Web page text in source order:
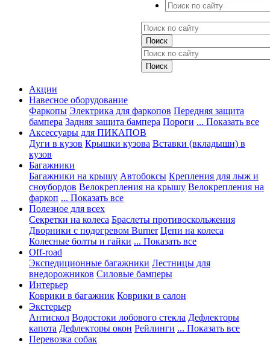
Акции
Навесное оборудование
Фаркопы Электрика для фаркопов Передняя защита
бампера Задняя защита бампера Пороги ... Показать все
Аксессуары для ПИКАПОВ
Дуги в кузов Крышки кузова Вставки (вкладыши) в
кузов
Багажники
Багажники на крышу Автобоксы Крепления для лыж и
сноубордов Велокрепления на крышу Велокрепления на
фаркоп ... Показать все
Полезное для всех
Секретки на колеса Браслеты противоскольжения
Дворники с подогревом Burner Цепи на колеса
Колесные болты и гайки ... Показать все
Off-road
Экспедиционные багажники Лестницы для
внедорожников Силовые бамперы
Интерьер
Коврики в багажник Коврики в салон
Экстерьер
Антискол Водостоки лобового стекла Дефлекторы
капота Дефлекторы окон Рейлинги ... Показать все
Перевозка собак